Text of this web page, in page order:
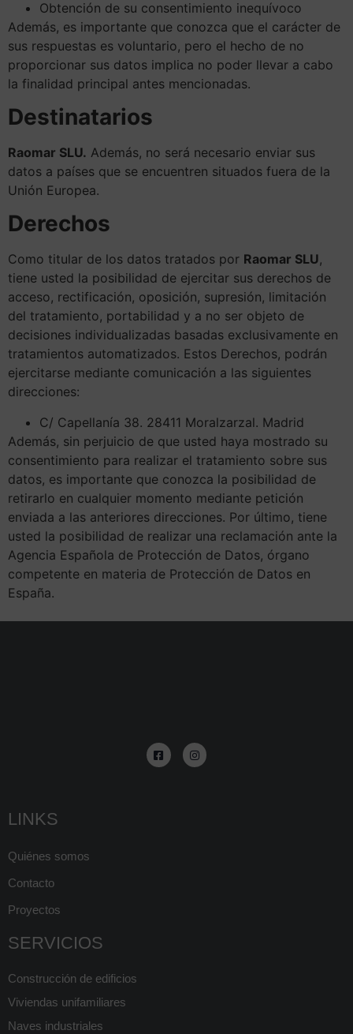
Obtención de su consentimiento inequívoco
Además, es importante que conozca que el carácter de
sus respuestas es voluntario, pero el hecho de no
proporcionar sus datos implica no poder llevar a cabo
la finalidad principal antes mencionadas.
Destinatarios
Raomar SLU. Además, no será necesario enviar sus
datos a países que se encuentren situados fuera de la
Unión Europea.
Derechos
Como titular de los datos tratados por Raomar SLU,
tiene usted la posibilidad de ejercitar sus derechos de
acceso, rectificación, oposición, supresión, limitación
del tratamiento, portabilidad y a no ser objeto de
decisiones individualizadas basadas exclusivamente en
tratamientos automatizados. Estos Derechos, podrán
ejercitarse mediante comunicación a las siguientes
direcciones:
C/ Capellanía 38. 28411 Moralzarzal. Madrid
Además, sin perjuicio de que usted haya mostrado su
consentimiento para realizar el tratamiento sobre sus
datos, es importante que conozca la posibilidad de
retirarlo en cualquier momento mediante petición
enviada a las anteriores direcciones. Por último, tiene
usted la posibilidad de realizar una reclamación ante la
Agencia Española de Protección de Datos, órgano
competente en materia de Protección de Datos en
España.
LINKS
Quiénes somos
Contacto
Proyectos
SERVICIOS
Construcción de edificios
Viviendas unifamiliares
Naves industriales